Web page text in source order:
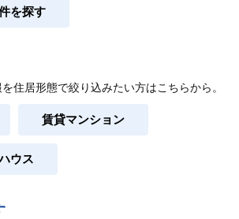
を探す
住居形態で絞り込みたい方はこちらから。
賃貸マンション
ウス